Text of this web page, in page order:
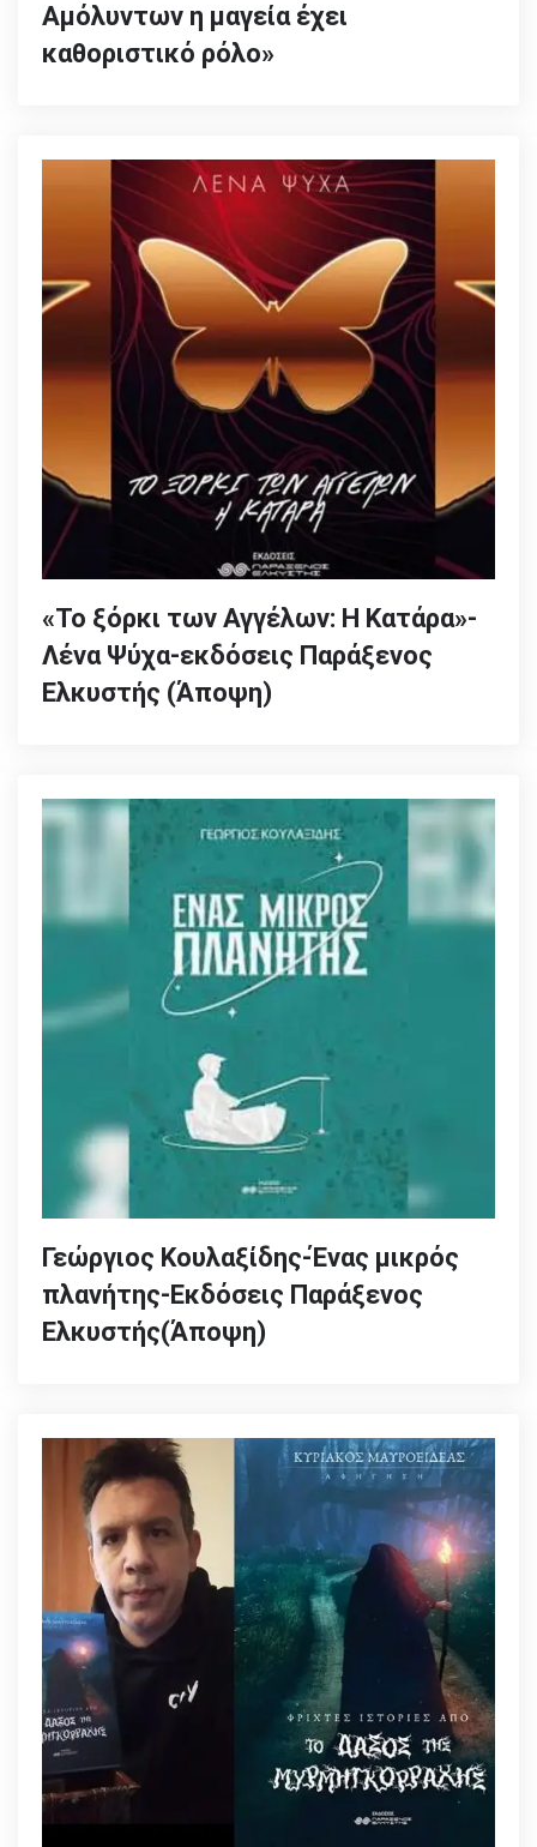
Αμόλυντων η μαγεία έχει
καθοριστικό ρόλο»
«Το ξόρκι των Αγγέλων: Η Κατάρα»-
Λένα Ψύχα-εκδόσεις Παράξενος
Ελκυστής (Άποψη)
Γεώργιος Κουλαξίδης-Ένας μικρός
πλανήτης-Εκδόσεις Παράξενος
Ελκυστής(Άποψη)